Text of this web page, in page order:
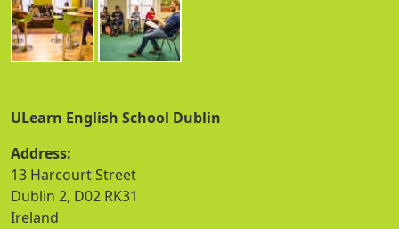
ULearn English School Dublin
Address:
13 Harcourt Street
Dublin 2, D02 RK31
Ireland